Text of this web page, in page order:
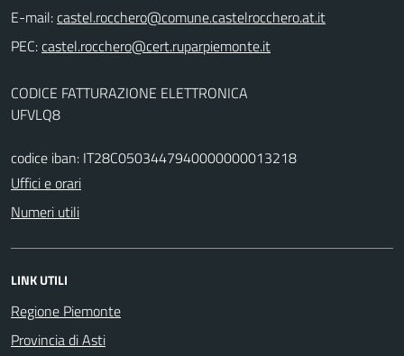
E-mail:
PEC:
CODICE FATTURAZIONE ELETTRONICA
UFVLQ8
codice iban: IT28C0503447940000000013218
Uffici e orari
Numeri utili
LINK UTILI
Regione Piemonte
Provincia di Asti